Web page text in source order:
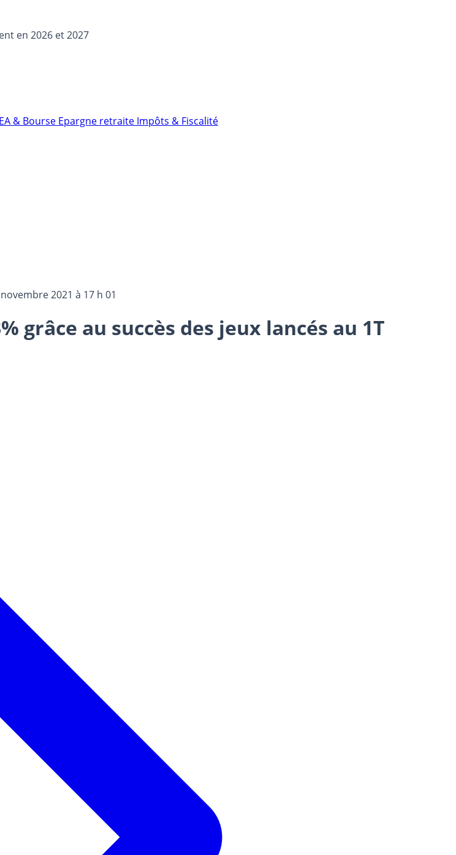
en 2026 et 2027
& Bourse Epargne retraite Impôts & Fiscalité
2021 à 17 h 01
grâce au succès des jeux lancés au 1T